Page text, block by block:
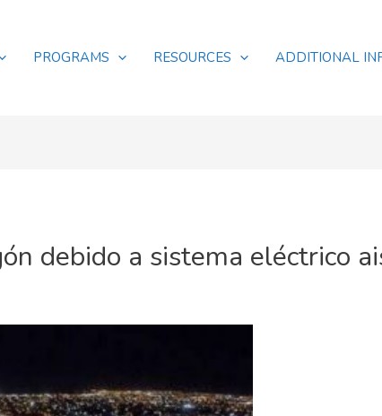
PROGRAMS RESOURCES ADDITIONAL
debido a sistema eléctrico